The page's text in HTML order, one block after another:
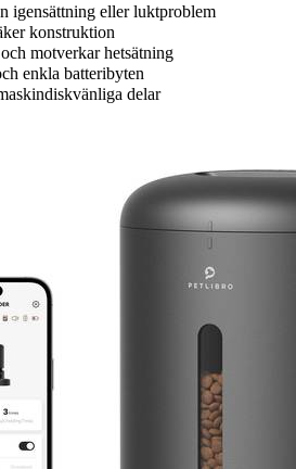
igensättning eller luktproblem
konstruktion
motverkar hetsätning
enkla batteribyten
delar